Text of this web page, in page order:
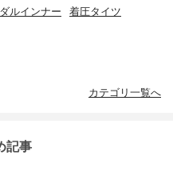
ルインナー 着圧タイツ
カテゴリ一覧へ
記事